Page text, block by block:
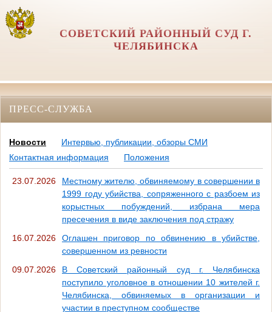
СОВЕТСКИЙ РАЙОННЫЙ СУД Г.
ЧЕЛЯБИНСКА
ПРЕСС-СЛУЖБА
Новости
Интервью, публикации, обзоры СМИ
Контактная информация
Положения
23.07.2026
Местному жителю, обвиняемому в совершении в
1999 году убийства, сопряженного с разбоем из
корыстных побуждений, избрана мера
пресечения в виде заключения под стражу
16.07.2026
Оглашен приговор по обвинению в убийстве,
совершенном из ревности
09.07.2026
В Советский районный суд г. Челябинска
поступило уголовное в отношении 10 жителей г.
Челябинска, обвиняемых в организации и
участии в преступном сообществе